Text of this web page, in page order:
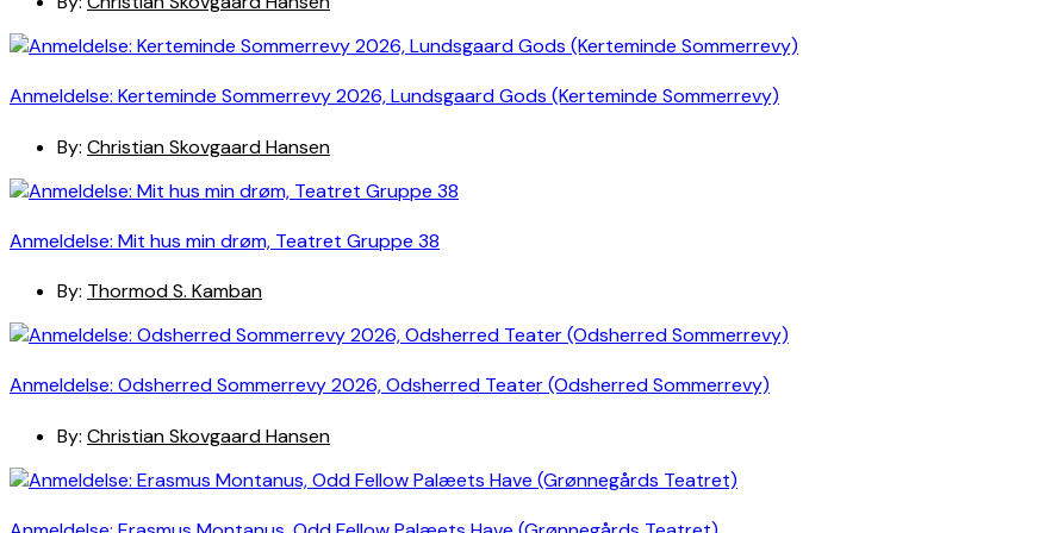
Anmeldelse: Kerteminde Sommerrevy 2026, Lundsgaard Gods (Kerteminde Sommerrevy)
By: Christian Skovgaard Hansen
Anmeldelse: Mit hus min drøm, Teatret Gruppe 38
By: Thormod S. Kamban
Anmeldelse: Odsherred Sommerrevy 2026, Odsherred Teater (Odsherred Sommerrevy)
By: Christian Skovgaard Hansen